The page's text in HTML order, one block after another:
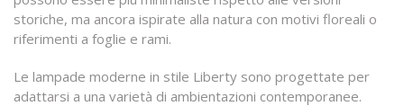
storiche, ma ancora ispirate alla natura con motivi floreali o
riferimenti a foglie e rami.
Le lampade moderne in stile Liberty sono progettate per
adattarsi a una varietà di ambientazioni contemporanee.